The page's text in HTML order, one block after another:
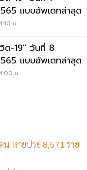
แบบอัพเดทล่าสุด
น.
ด-19" วันที่ 8
แบบอัพเดทล่าสุด
น.
หายป่วย 8,571 ราย